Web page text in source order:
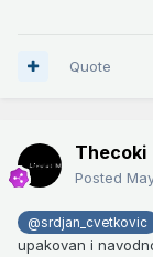
Quote
Thecoki
Posted
@srdjan_cvetkovic
upakovan i